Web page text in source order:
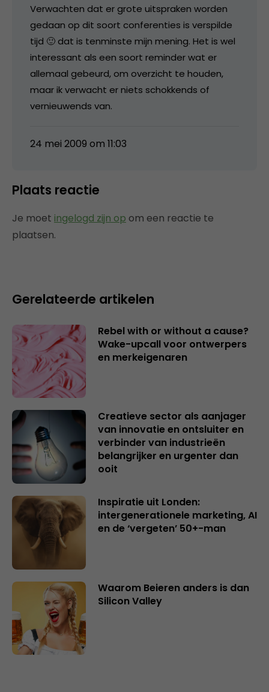
Verwachten dat er grote uitspraken worden
gedaan op dit soort conferenties is verspilde
tijd 🙂 dat is tenminste mijn mening. Het is wel
interessant als een soort reminder wat er
allemaal gebeurd, om overzicht te houden,
maar ik verwacht er niets schokkends of
vernieuwends van.
24 mei 2009 om 11:03
Plaats reactie
Je moet ingelogd zijn op om een reactie te
plaatsen.
Gerelateerde artikelen
Rebel with or without a cause?
Wake-upcall voor ontwerpers
en merkeigenaren
Creatieve sector als aanjager
van innovatie en ontsluiter en
verbinder van industrieën
belangrijker en urgenter dan
ooit
Inspiratie uit Londen:
intergenerationele marketing, AI
en de ‘vergeten’ 50+-man
Waarom Beieren anders is dan
Silicon Valley